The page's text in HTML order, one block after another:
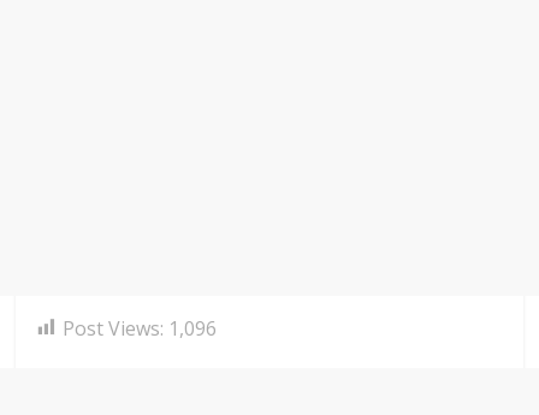
Post Views: 1,096